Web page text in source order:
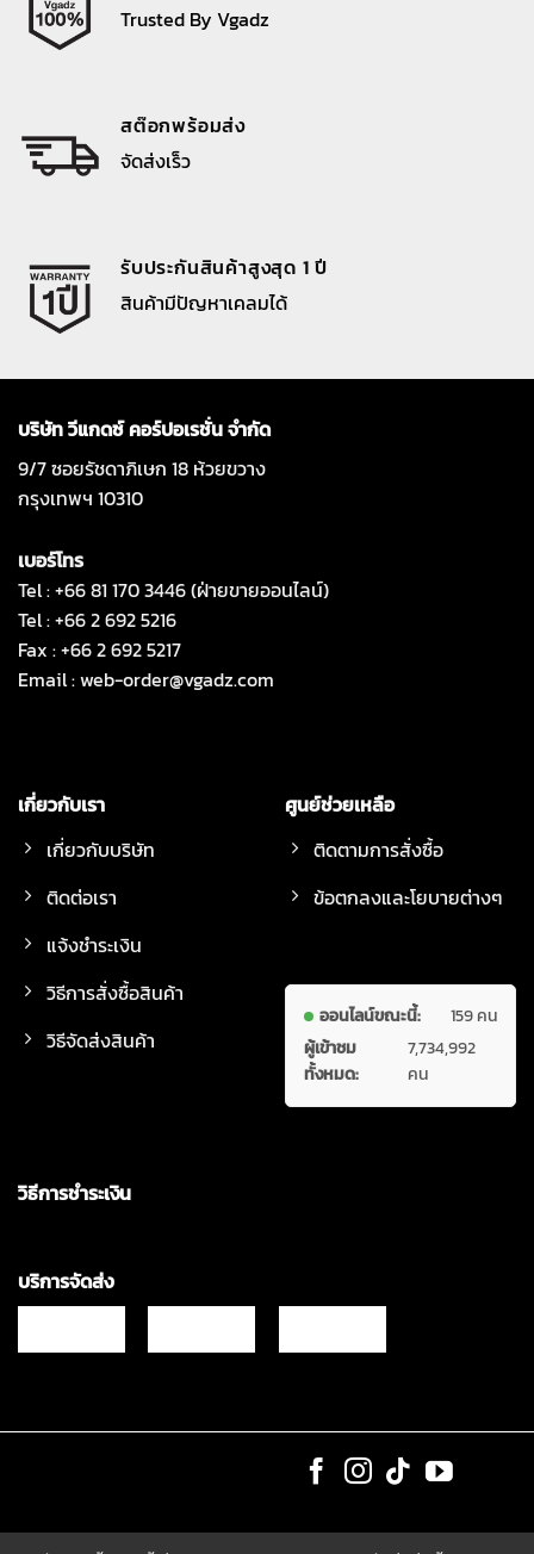
Trusted By Vgadz
สต๊อกพร้อมส่ง
จัดส่งเร็ว
รับประกันสินค้าสูงสุด 1 ปี
สินค้ามีปัญหาเคลมได้
บริษัท วีแกดซ์ คอร์ปอเรชั่น จำกัด
9/7 ซอยรัชดาภิเษก 18 ห้วยขวาง
กรุงเทพฯ 10310
เบอร์โทร
Tel : +66 81 170 3446 (ฝ่ายขายออนไลน์)
Tel : +66 2 692 5216
Fax : +66 2 692 5217
Email :web-order@vgadz.com
เกี่ยวกับเรา
เกี่ยวกับบริษัท
ติดต่อเรา
แจ้งชำระเงิน
วิธีการสั่งซื้อสินค้า
วิธีจัดส่งสินค้า
ศูนย์ช่วยเหลือ
ติดตามการสั่งซื้อ
ข้อตกลงและโยบายต่างๆ
ออนไลน์ขณะนี้:
159 คน
ผู้เข้าชม
ทั้งหมด:
7,734,992
คน
วิธีการชำระเงิน
บริการจัดส่ง